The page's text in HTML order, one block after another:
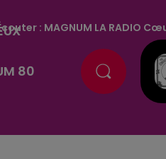
80
: MAGNUM LA RADIO